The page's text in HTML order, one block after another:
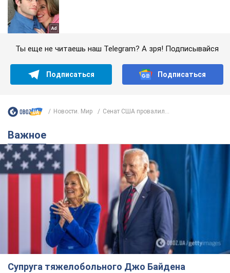
Ты еще не читаешь наш Telegram? А зря! Подписывайся
Подписаться Подписаться
Новости. Мир Сенат США провалил...
Важное
Супруга тяжелобольного Джо Байдена